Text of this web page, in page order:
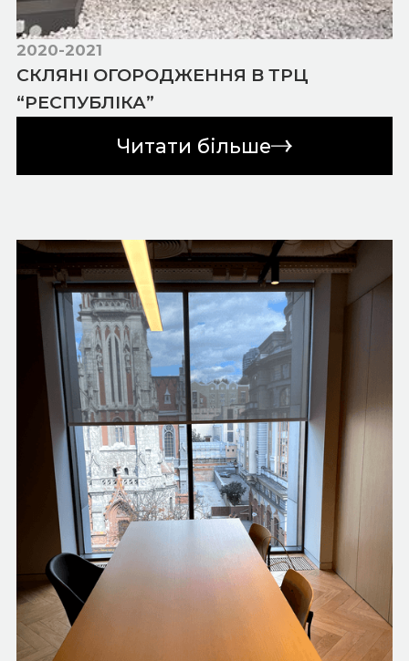
2020-2021
СКЛЯНІ ОГОРОДЖЕННЯ В ТРЦ
“РЕСПУБЛІКА”
Читати більше